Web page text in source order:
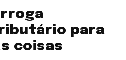
para
coisas